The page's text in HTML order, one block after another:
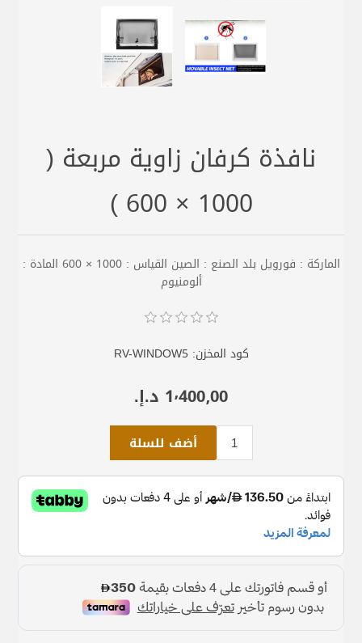
نافذة كرفان زاوية مربعة (
1000 × 600 )
الماركة : فورويل بلد الصنع : الصين القياس : 1000 × 600 المادة :
ألومنيوم
كود المخزن: RV-WINDOW5
1٬400٫00 د.إ.‏
أضف للسلة